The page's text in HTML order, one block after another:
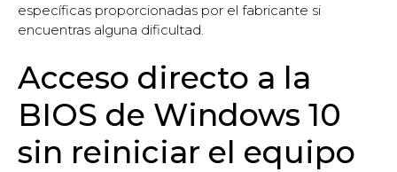
específicas proporcionadas por el fabricante si
encuentras alguna dificultad.
Acceso directo a la
BIOS de Windows 10
sin reiniciar el equipo